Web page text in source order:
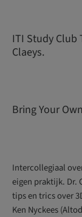
ITI Study
Claeys.
Bring Your
Intercollegiaal
eigen praktijk. Dr.
tips en trics over
Ken Nyckees